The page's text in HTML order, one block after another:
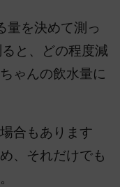
量を決めて測っ
と、どの程度減
ゃんの飲水量に
合もあります
、それだけでも